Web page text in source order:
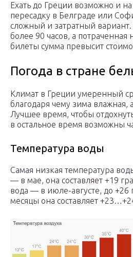
Ехать до Греции возможно и
пересадку в Белграде или
сложный и затратный вариант.
более 90 часов, а
билеты сумма превысит
Погода в стране
Климат в Греции умеренный
благодаря чему зима влажная,
Лучшее время, чтобы
в остальное время возможны
Температура воды
Самая низкая температура
— в мае, она составляет +19
вода — в июле-августе, до +26
месяцы она составляет